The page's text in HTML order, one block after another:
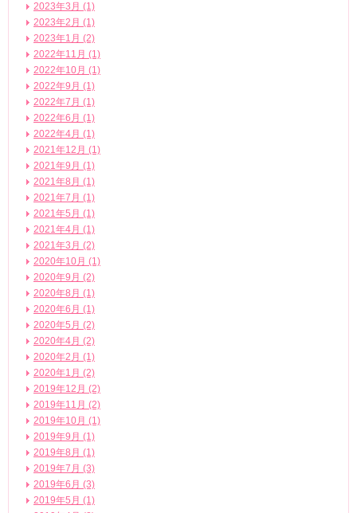
2023年3月 (1)
2023年2月 (1)
2023年1月 (2)
2022年11月 (1)
2022年10月 (1)
2022年9月 (1)
2022年7月 (1)
2022年6月 (1)
2022年4月 (1)
2021年12月 (1)
2021年9月 (1)
2021年8月 (1)
2021年7月 (1)
2021年5月 (1)
2021年4月 (1)
2021年3月 (2)
2020年10月 (1)
2020年9月 (2)
2020年8月 (1)
2020年6月 (1)
2020年5月 (2)
2020年4月 (2)
2020年2月 (1)
2020年1月 (2)
2019年12月 (2)
2019年11月 (2)
2019年10月 (1)
2019年9月 (1)
2019年8月 (1)
2019年7月 (3)
2019年6月 (3)
2019年5月 (1)